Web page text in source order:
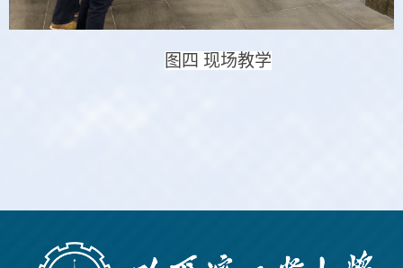
图四 现场教学